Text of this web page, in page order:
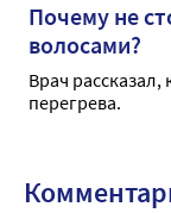
Почему не
волосами?
Врач
перегрева.